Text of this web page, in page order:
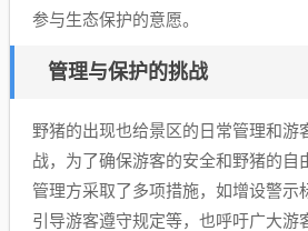
参与生态保护的意愿。
管理与保护的挑战
野猪的出现也给景区的日常管理和游
战，为了确保游客的安全和野猪的自
管理方采取了多项措施，如增设警示
引导游客遵守规定等，也呼吁广大游